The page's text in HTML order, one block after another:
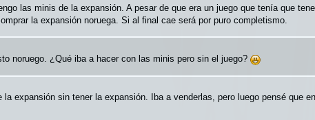
las minis de la expansión. A pesar de que era un juego que tenía que
la expansión noruega. Si al final cae será por puro completismo.
noruego. ¿Qué iba a hacer con las minis pero sin el juego?
expansión sin tener la expansión. Iba a venderlas, pero luego pensé que